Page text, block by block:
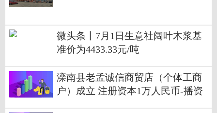
微头条丨7月1日生意社阔叶木浆基
准价为4433.33元/吨
滦南县老孟诚信商贸店（个体工商
户）成立 注册资本1万人民币-播资